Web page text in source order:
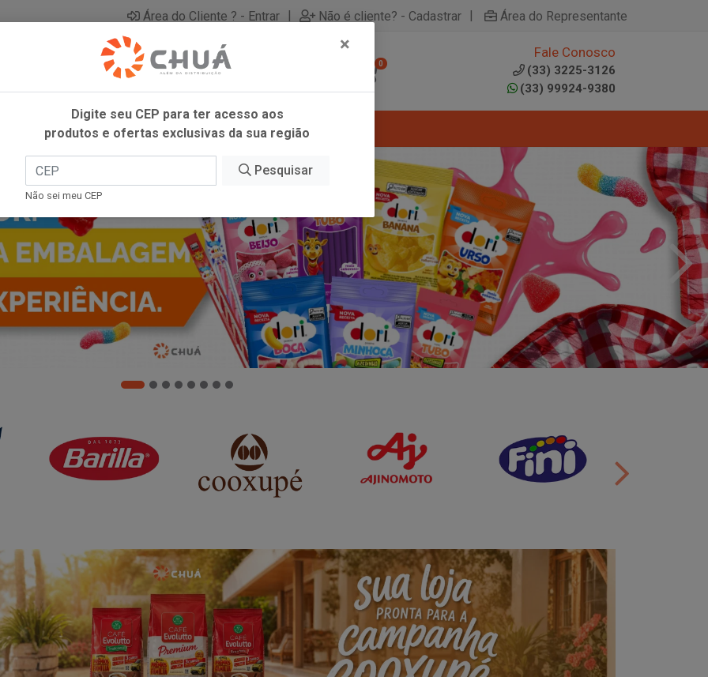
Área do Cliente ? - Entrar | Não é cliente? - Cadastrar | Área do Representante
0
Fale Conosco
(33) 3225-3126
(33) 99924-9380
×
Digite seu CEP para ter acesso aos
produtos e ofertas exclusivas da sua região
Pesquisar
Não sei meu CEP